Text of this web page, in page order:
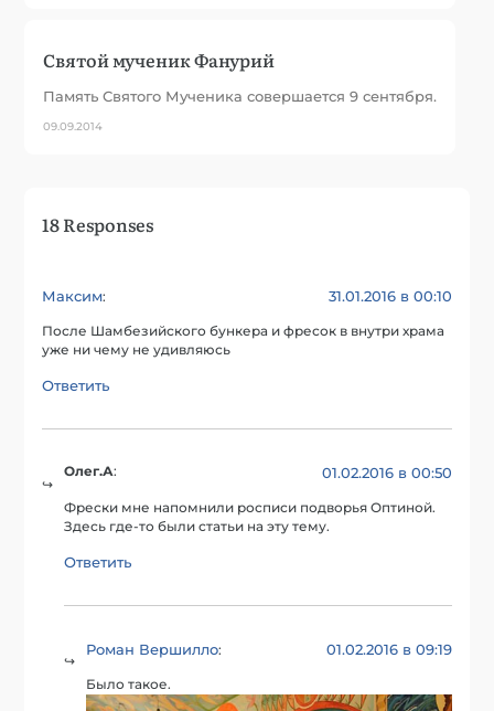
Святой мученик Фанурий
Память Святого Мученика совершается 9 сентября.
09.09.2014
18 Responses
Максим: 31.01.2016 в 00:10
После Шамбезийского бункера и фресок в внутри храма
уже ни чему не удивляюсь
Ответить
Олег.А: 01.02.2016 в 00:50
Фрески мне напомнили росписи подворья Оптиной.
Здесь где-то были статьи на эту тему.
Ответить
Роман Вершилло: 01.02.2016 в 09:19
Было такое.